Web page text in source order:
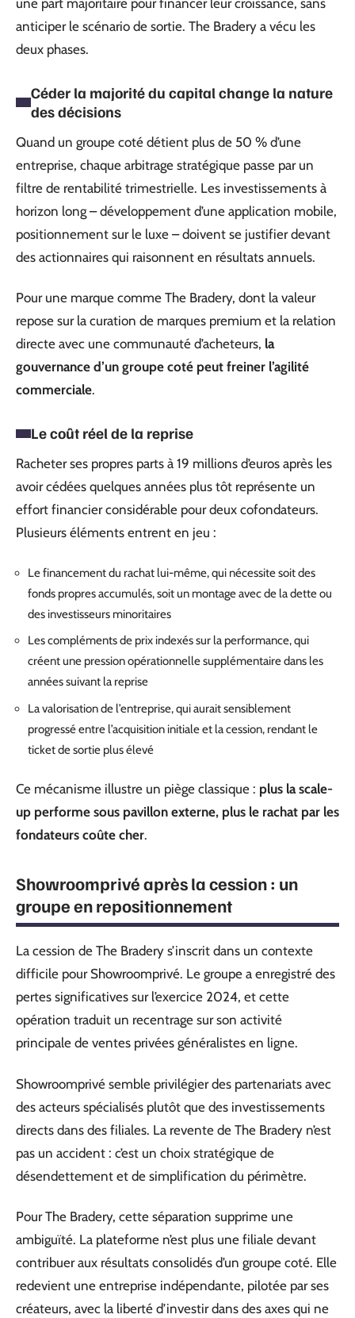
anticiper le scénario de sortie. The Bradery a vécu les
deux phases.
Céder la majorité du capital change la nature
des décisions
Quand un groupe coté détient plus de 50 % d’une
entreprise, chaque arbitrage stratégique passe par un
filtre de rentabilité trimestrielle. Les investissements à
horizon long – développement d’une application mobile,
positionnement sur le luxe – doivent se justifier devant
des actionnaires qui raisonnent en résultats annuels.
Pour une marque comme The Bradery, dont la valeur
repose sur la curation de marques premium et la relation
directe avec une communauté d’acheteurs, la
gouvernance d’un groupe coté peut freiner l’agilité
commerciale.
Le coût réel de la reprise
Racheter ses propres parts à 19 millions d’euros après les
avoir cédées quelques années plus tôt représente un
effort financier considérable pour deux cofondateurs.
Plusieurs éléments entrent en jeu :
Le financement du rachat lui-même, qui nécessite soit des
fonds propres accumulés, soit un montage avec de la dette ou
des investisseurs minoritaires
Les compléments de prix indexés sur la performance, qui
créent une pression opérationnelle supplémentaire dans les
années suivant la reprise
La valorisation de l’entreprise, qui aurait sensiblement
progressé entre l’acquisition initiale et la cession, rendant le
ticket de sortie plus élevé
Ce mécanisme illustre un piège classique : plus la scale-
up performe sous pavillon externe, plus le rachat par les
fondateurs coûte cher.
Showroomprivé après la cession : un
groupe en repositionnement
La cession de The Bradery s’inscrit dans un contexte
difficile pour Showroomprivé. Le groupe a enregistré des
pertes significatives sur l’exercice 2024, et cette
opération traduit un recentrage sur son activité
principale de ventes privées généralistes en ligne.
Showroomprivé semble privilégier des partenariats avec
des acteurs spécialisés plutôt que des investissements
directs dans des filiales. La revente de The Bradery n’est
pas un accident : c’est un choix stratégique de
désendettement et de simplification du périmètre.
Pour The Bradery, cette séparation supprime une
ambiguïté. La plateforme n’est plus une filiale devant
contribuer aux résultats consolidés d’un groupe coté. Elle
redevient une entreprise indépendante, pilotée par ses
créateurs, avec la liberté d’investir dans des axes qui ne